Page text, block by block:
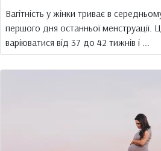
Вагітність у жінки триває в
першого дня останньої менструації.
варіюватися від 37 до 42 тижнів і ...